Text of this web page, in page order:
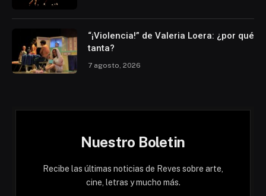
“¡Violencia!” de Valeria Loera: ¿por qué
tanta?
7 agosto, 2026
Nuestro Boletin
Recibe las últimas noticias de Reves sobre arte,
cine, letras y mucho más.